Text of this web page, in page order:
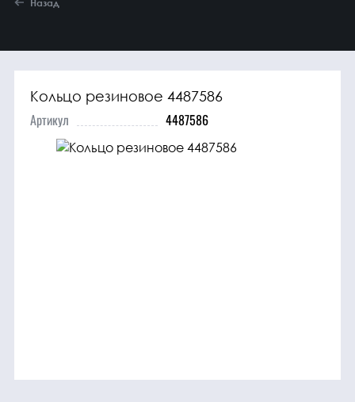
Агрегаты в
сборе
Назад
Кольцо резиновое 4487586
Артикул 4487586